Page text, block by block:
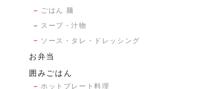
ごはん 麺
スープ・汁物
ソース・タレ・ドレッシング
お弁当
囲みごはん
ホットプレート料理